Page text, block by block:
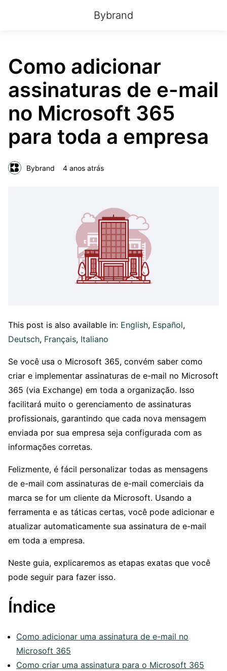
Bybrand
Como adicionar
assinaturas de e-mail
no Microsoft 365
para toda a empresa
Bybrand 4 anos atrás
This post is also available in: English Español
Deutsch Français Italiano
Se você usa o Microsoft 365, convém saber como
criar e implementar assinaturas de e-mail no Microsoft
365 (via Exchange) em toda a organização. Isso
facilitará muito o gerenciamento de assinaturas
profissionais, garantindo que cada nova mensagem
enviada por sua empresa seja configurada com as
informações corretas.
Felizmente, é fácil personalizar todas as mensagens
de e-mail com assinaturas de e-mail comerciais da
marca se for um cliente da Microsoft. Usando a
ferramenta e as táticas certas, você pode adicionar e
atualizar automaticamente sua assinatura de e-mail
em toda a empresa.
Neste guia, explicaremos as etapas exatas que você
pode seguir para fazer isso.
Índice
Como adicionar uma assinatura de e-mail no
Microsoft 365
Como criar uma assinatura para o Microsoft 365